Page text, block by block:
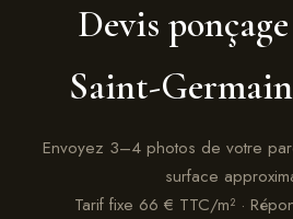
Devis
Saint-
Envoyez 3–4 photos de votre
surface
Tarif fixe 66 € TTC/m² ·